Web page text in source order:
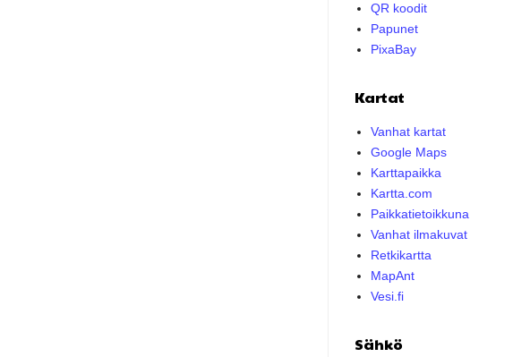
QR koodit
Papunet
PixaBay
Kartat
Vanhat kartat
Google Maps
Karttapaikka
Kartta.com
Paikkatietoikkuna
Vanhat ilmakuvat
Retkikartta
MapAnt
Vesi.fi
Sähkö